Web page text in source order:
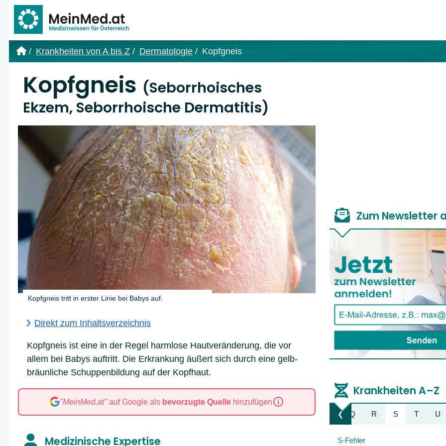
Krankheiten von A bis Z Dermatologie Kopfgneis
Kopfgneis (Seborrhoisches
Ekzem, Seborrhoische Dermatitis)
Kopfgneis tritt in erster Linie bei Babys auf.
Direkt zum Inhaltsverzeichnis
Kopfgneis ist eine in der Regel harmlose Hautveränderung, die vor
allem bei Babys auftritt. Die Erkrankung äußert sich durch eine gelb-
bräunliche Schuppenbildung auf der Kopfhaut.
"MeinMed.at"auf Google als bevorzugte Quellehinzufügen
Medizinische Expertise
Zum Newsletter
Krankheiten A–Z
❮Liste nach links bewegen
B C D E F G H I J K L M N O Q R S T U
S-Fehler